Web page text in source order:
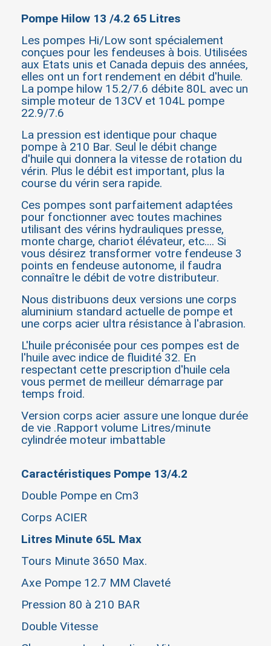
Pompe Hilow 13 /4.2 65 Litres
Les pompes Hi/Low sont spécialement
conçues pour les fendeuses à bois. Utilisées
aux Etats unis et Canada depuis des années,
elles ont un fort rendement en débit d'huile.
La pompe hilow 15.2/7.6 débite 80L avec un
simple moteur de 13CV et 104L pompe
22.9/7.6
La pression est identique pour chaque
pompe à 210 Bar. Seul le débit change
d'huile qui donnera la vitesse de rotation du
vérin. Plus le débit est important, plus la
course du vérin sera rapide.
Ces pompes sont parfaitement adaptées
pour fonctionner avec toutes machines
utilisant des vérins hydrauliques presse,
monte charge, chariot élévateur, etc.... Si
vous désirez transformer votre fendeuse 3
points en fendeuse autonome, il faudra
connaître le débit de votre distributeur.
Nous distribuons deux versions une corps
aluminium standard actuelle de pompe et
une corps acier ultra résistance à l'abrasion.
L'huile préconisée pour ces pompes est de
l'huile avec indice de fluidité 32. En
respectant cette prescription d'huile cela
vous permet de meilleur démarrage par
temps froid.
Version corps acier assure une longue durée
de vie .Rapport volume Litres/minute
cylindrée moteur imbattable
Caractéristiques Pompe 13/4.2
Double Pompe en Cm3
Corps ACIER
Litres Minute 65L Max
Tours Minute 3650 Max.
Axe Pompe 12.7 MM Claveté
Pression 80 à 210 BAR
Double Vitesse